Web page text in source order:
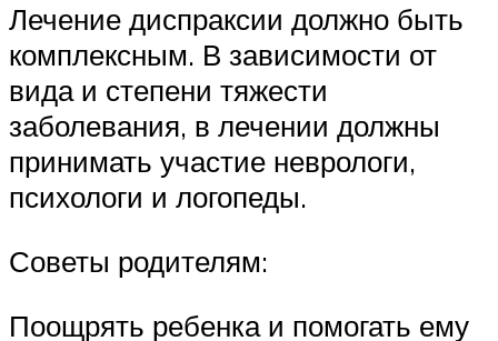
Лечение диспраксии должно быть
комплексным. В зависимости от
вида и степени тяжести
заболевания, в лечении должны
принимать участие неврологи,
психологи и логопеды.
Советы родителям:
Поощрять ребенка и помогать ему